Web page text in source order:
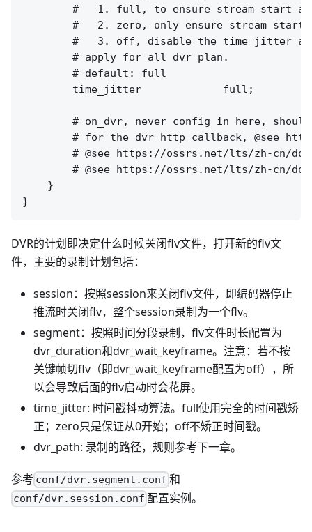
#   1. full, to ensure stream start
#   2. zero, only ensure stream start
#   3. off, disable the time jitter
        # apply for all dvr plan.
        # default: full
        time_jitter             full;
# on_dvr, never config in here,
# for the dvr http callback, @see
# @see https://ossrs.net/lts/zh-cn/
# @see https://ossrs.net/lts/zh-cn/
    }
DVR的计划即决定什么时候关闭flv文件，打开新的flv文
件，主要的录制计划包括：
session：按照session来关闭flv文件，即编码器停止
推流时关闭flv，整个session录制为一个flv。
segment：按照时间分段录制，flv文件时长配置为
dvr_duration和dvr_wait_keyframe。注意：若不按
关键帧切flv（即dvr_wait_keyframe配置为off），所
以会导致后面的flv启动时会花屏。
time_jitter: 时间戳抖动算法。full使用完全的时间戳矫
正；zero只是保证从0开始；off不矫正时间戳。
dvr_path: 录制的路径，规则参考下一章。
参考 conf/dvr.segment.conf 和
conf/dvr.session.conf 配置实例。